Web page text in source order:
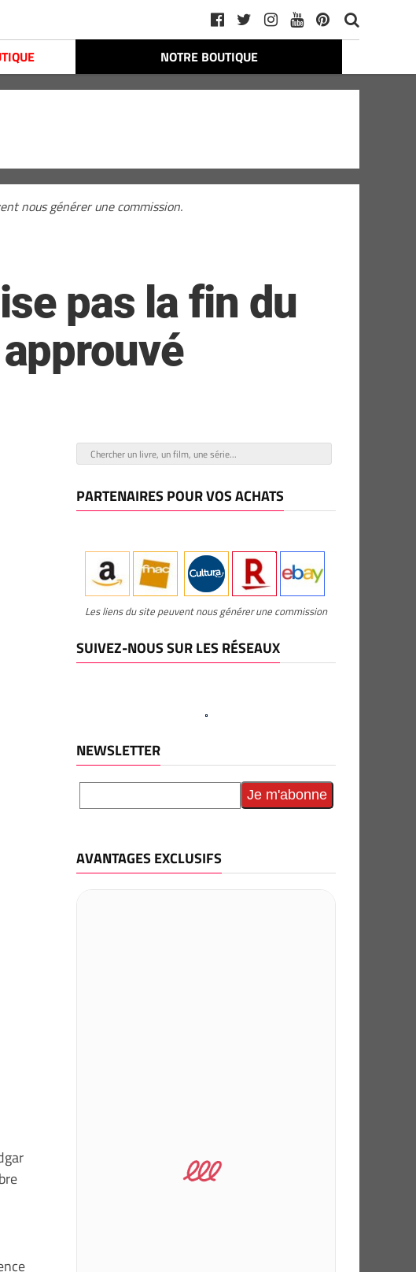
NOTRE BOUTIQUE
nous générer une commission.
pas la fin du
PARTENAIRES POUR VOS ACHATS
Les liens du site peuvent nous générer une commission
SUIVEZ-NOUS SUR LES RÉSEAUX
NEWSLETTER
AVANTAGES EXCLUSIFS